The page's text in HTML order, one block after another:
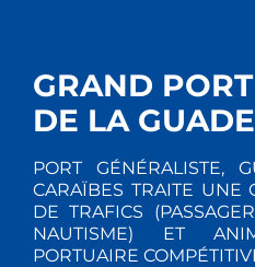
GRAND
DE LA
PORT GÉNÉRALISTE,
CARAÏBES TRAITE UNE
DE TRAFICS
NAUTISME) ET
PORTUAIRE